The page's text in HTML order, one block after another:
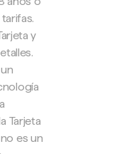
y
Tarjeta
es un